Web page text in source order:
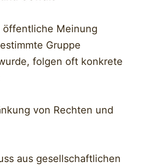
öffentliche Meinung
Gruppe
folgen oft konkrete
von Rechten und
aus gesellschaftlichen